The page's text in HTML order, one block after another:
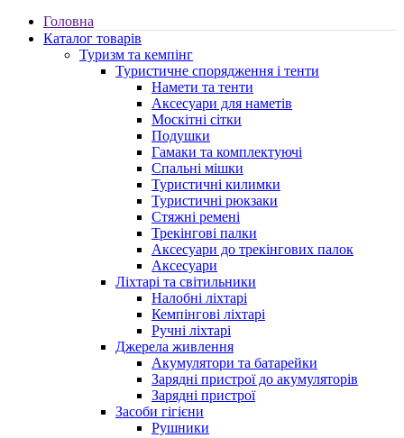
Головна
Каталог товарів
Туризм та кемпінг
Туристичне спорядження і тенти
Намети та тенти
Аксесуари для наметів
Москітні сітки
Подушки
Гамаки та комплектуючі
Спальні мішки
Туристичні килимки
Туристичні рюкзаки
Стяжні ремені
Трекінгові палки
Аксесуари до трекінгових палок
Аксесуари
Ліхтарі та світильники
Налобні ліхтарі
Кемпінгові ліхтарі
Ручні ліхтарі
Джерела живлення
Акумулятори та батарейки
Зарядні пристрої до акумуляторів
Зарядні пристрої
Засоби гігієни
Рушники